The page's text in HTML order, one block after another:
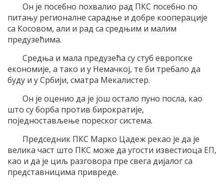
Он је посебно похвалио рад ПКС посебно по
питању регионалне сарадње и добре кооперације
са Косовом, али и рад са средњим и малим
предузећима.
Средња и мала предузећа су стуб европске
економије, а тако и у Немачкој, те би требало да
буду и у Србији, сматра Мекалистер.
Он је оценио да је још остало пуно посла, као
што су борба против бирократије,
поједностављење пореског система.
Председник ПКС Марко Цадеж рекао је да је
велика част што ПКС може да угости известиоца ЕП,
као и да је циљ разговора пре свега дијалог са
представницима привреде.